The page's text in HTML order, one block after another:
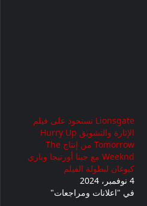
Lionsgate تستحوذ على فيلم
الإثارة والتشويق Hurry Up
Tomorrow من إنتاج The
Weeknd مع جينا أورتيجا وباري
كيوغان لبطولة الفيلم
4 نوفمبر، 2024
في "اعلانات ومراجعات"